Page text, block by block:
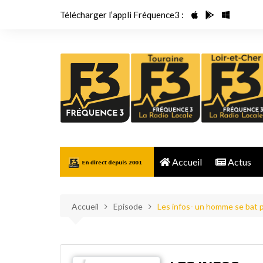
Télécharger l’appli Fréquence3 :
Accueil Actus
Accueil Episode Les infos- un homme se bat